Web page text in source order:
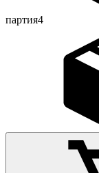
партия4